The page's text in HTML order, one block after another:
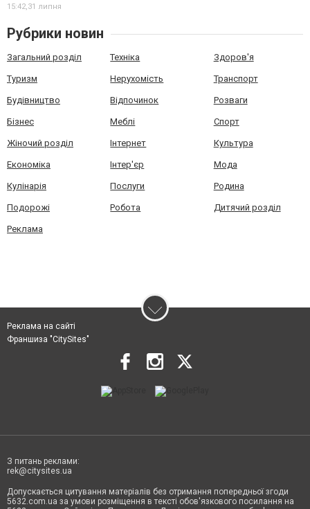
15:42,31 липня
Рубрики новин
Загальний розділ Техніка Здоров'я
Туризм Нерухомість Транспорт
Будівництво Відпочинок Розваги
Бізнес Меблі Спорт
Жіночий розділ Інтернет Культура
Економіка Інтер'єр Мода
Кулінарія Послуги Родина
Подорожі Робота Дитячий розділ
Реклама
Реклама на сайті
Франшиза "CitySites"
З питань реклами:
rek@citysites.ua
Допускається цитування матеріалів без отримання попередньої згоди
5632.com.ua за умови розміщення в тексті обов'язкового посилання на